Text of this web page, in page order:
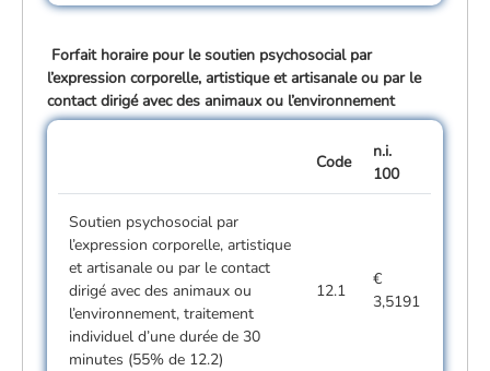
Forfait horaire pour le soutien psychosocial par
l’expression corporelle, artistique et artisanale ou par le
contact dirigé avec des animaux ou l’environnement
Code
n.i.
100
Soutien psychosocial par
l’expression corporelle, artistique
et artisanale ou par le contact
dirigé avec des animaux ou
l’environnement, traitement
individuel d’une durée de 30
minutes (55% de 12.2)
12.1
€
3,5191